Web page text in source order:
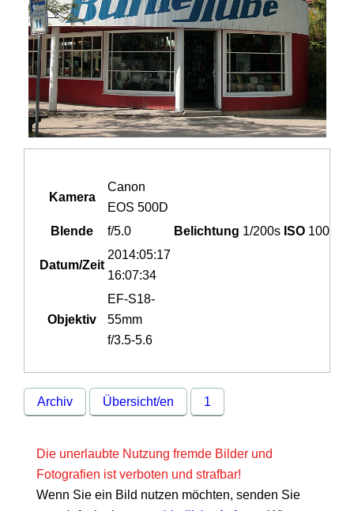
Kamera
Canon
EOS 500D
Blende
f/5.0 Belichtung 1/200s ISO 100
Datum/Zeit
2014:05:17
16:07:34
Objektiv
EF-S18-
55mm
f/3.5-5.6
Archiv Übersicht/en 1
Die unerlaubte Nutzung fremde Bilder und
Fotografien ist verboten und strafbar!
Wenn Sie ein Bild nutzen möchten, senden Sie